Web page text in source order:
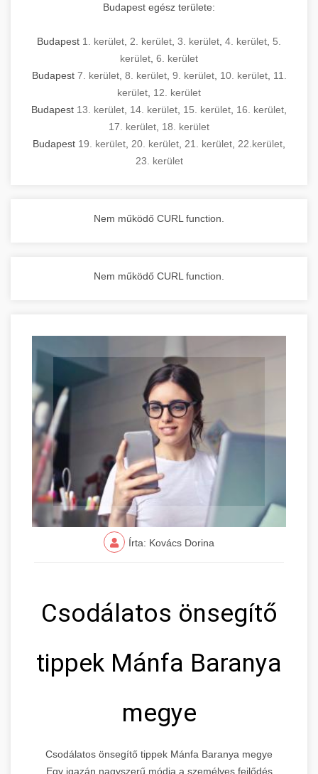
Budapest egész területe:
Budapest 1. kerület 2. kerület 3. kerület 4. kerület 5.
kerület 6. kerület
Budapest 7. kerület, 8. kerület, 9. kerület, 10. kerület, 11.
kerület 12. kerület
Budapest 13. kerület 14. kerület 15. kerület 16. kerület
17. kerület 18. kerület
Budapest 19. kerület 20. kerület 21. kerület 22.kerület
23. kerület
Nem működő CURL function.
Nem működő CURL function.
Írta: Kovács Dorina
Csodálatos önsegítő
tippek Mánfa Baranya
megye
Csodálatos önsegítő tippek Mánfa Baranya megye
Egy igazán nagyszerű módja a személyes fejlődés